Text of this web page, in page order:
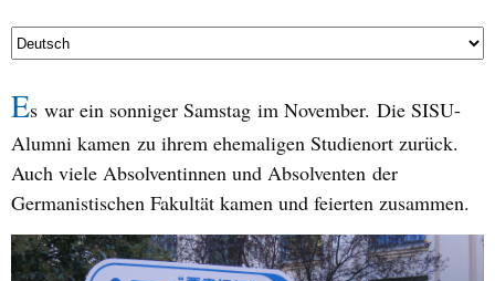
Es war ein sonniger Samstag im November. Die SISU-
Alumni kamen zu ihrem ehemaligen Studienort zurück.
Auch viele Absolventinnen und Absolventen der
Germanistischen Fakultät kamen und feierten zusammen.